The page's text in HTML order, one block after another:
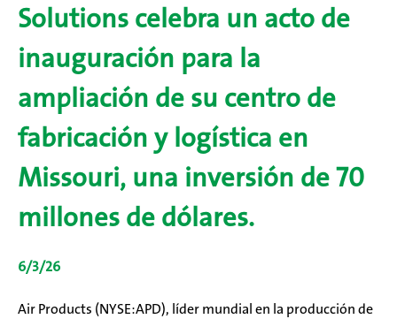
Solutions celebra un acto de
inauguración para la
ampliación de su centro de
fabricación y logística en
Missouri, una inversión de 70
millones de dólares.
6/3/26
Air Products (NYSE:APD), líder mundial en la producción de